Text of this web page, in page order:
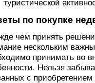
туристической
по покупке
чем принять
нескольким
принимать во
Нельзя
с приобретением